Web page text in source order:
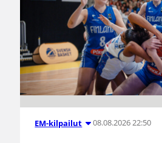
EM-kilpailut 08.08.2026 22:50